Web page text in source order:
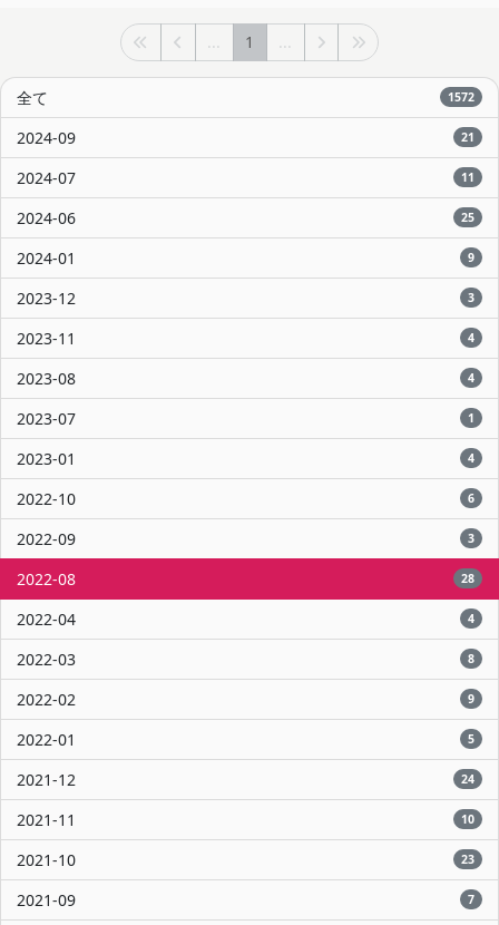
... 1 ...
全て 1572
2024-09 21
2024-07 11
2024-06 25
2024-01 9
2023-12 3
2023-11 4
2023-08 4
2023-07 1
2023-01 4
2022-10 6
2022-09 3
2022-08 28
2022-04 4
2022-03 8
2022-02 9
2022-01 5
2021-12 24
2021-11 10
2021-10 23
2021-09 7